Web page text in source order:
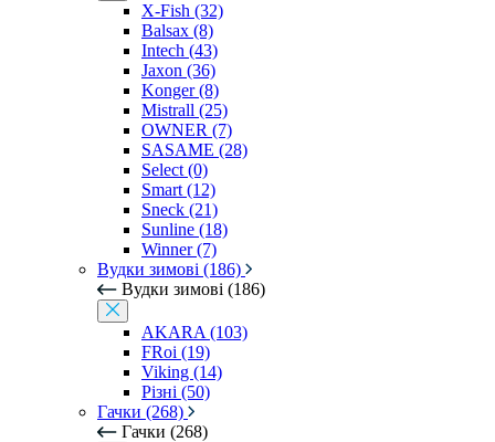
X-Fish (32)
Balsax (8)
Intech (43)
Jaxon (36)
Konger (8)
Mistrall (25)
OWNER (7)
SASAME (28)
Select (0)
Smart (12)
Sneck (21)
Sunline (18)
Winner (7)
Вудки зимові (186)
Вудки зимові (186)
AKARA (103)
FRoi (19)
Viking (14)
Різні (50)
Гачки (268)
Гачки (268)